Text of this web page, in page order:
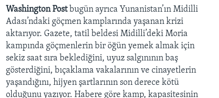
Washington Postbugün ayrıca Yunanistan’ın Midilli
Adası’ndaki göçmen kamplarında yaşanan krizi
aktarıyor. Gazete, tatil beldesi Midilli’deki Moria
kampında göçmenlerin bir öğün yemek almak için
sekiz saat sıra beklediğini, uyuz salgınının baş
gösterdiğini, bıçaklama vakalarının ve cinayetlerin
yaşandığını, hijyen şartlarının son derece kötü
olduğunu yazıyor. Habere göre kamp, kapasitesinin